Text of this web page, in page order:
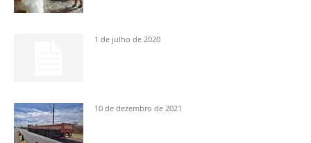
1 de julho de 2020
10 de dezembro de 2021